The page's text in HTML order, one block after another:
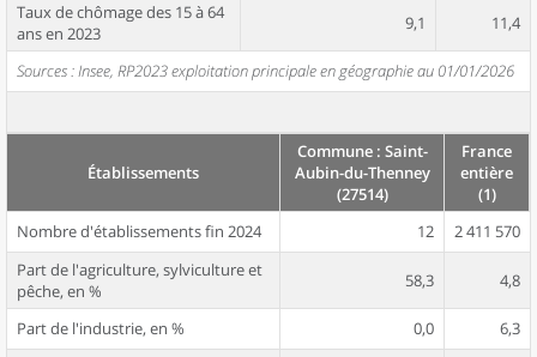
Taux de chômage des 15 à 64
ans en 2023
9,1 11,4
Sources : Insee, RP2023 exploitation principale en géographie au 01/01/2026
Établissements
Commune : Saint-
Aubin-du-Thenney
(27514)
France
entière
(1)
Nombre d'établissements fin 2024
12
2 411 570
Part de l'agriculture, sylviculture et
pêche, en %
58,3 4,8
Part de l'industrie, en % 0,0
6,3